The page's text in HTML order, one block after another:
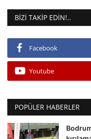
BIZI TAKIP EDIN!..
Facebook
Youtube
POPÜLER HABERLER